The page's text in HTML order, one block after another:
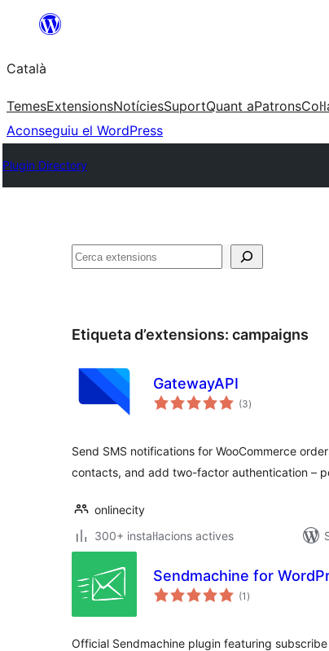
contingut
Català
TemesExtensionsNotíciesSuportQuant aPatrons
Aconseguiu el WordPress
Plugin Directory
Cerca
Etiqueta d’extensions: campaigns
GatewayAPI
(3puntuacions
totals
)
Send SMS notifications for WooCommerce
contacts, and add two-factor authentication –
onlinecity
300+ instal·lacions actives
Sendmachine for
(1 puntuacions
totals
)
Official Sendmachine plugin featuring